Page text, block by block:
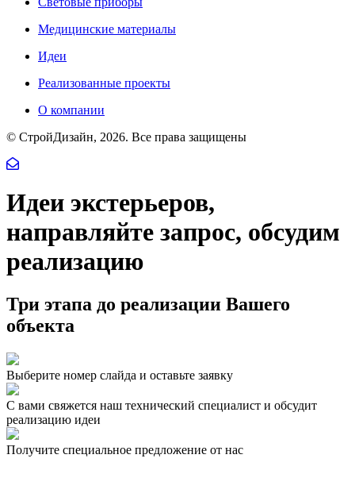
Медицинские материалы
Идеи
Реализованные проекты
О компании
© СтройДизайн, 2026. Все права защищены
Идеи экстерьеров,
направляйте запрос, обсудим
реализацию
Три этапа до реализации Вашего
объекта
Выберите номер слайда и оставьте заявку
С вами свяжется наш технический специалист и обсудит
реализацию идеи
Получите специальное предложение от нас